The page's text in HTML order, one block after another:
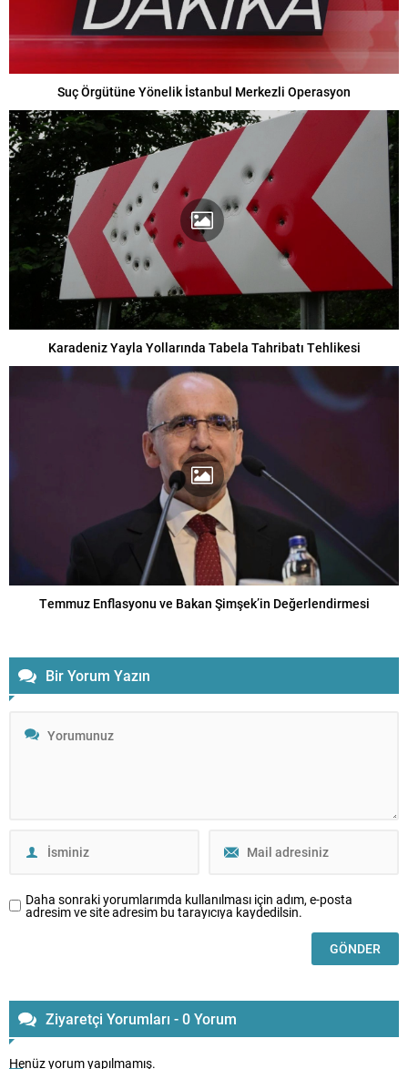
Suç Örgütüne Yönelik İstanbul Merkezli Operasyon
Karadeniz Yayla Yollarında Tabela Tahribatı Tehlikesi
Temmuz Enflasyonu ve Bakan Şimşek’in Değerlendirmesi
Bir Yorum Yazın
Daha sonraki yorumlarımda kullanılması için adım, e-posta
adresim ve site adresim bu tarayıcıya kaydedilsin.
Ziyaretçi Yorumları - 0 Yorum
Henüz yorum yapılmamış.